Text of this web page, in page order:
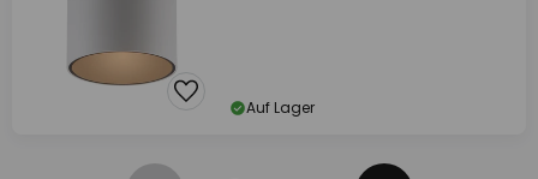
Auf Lager